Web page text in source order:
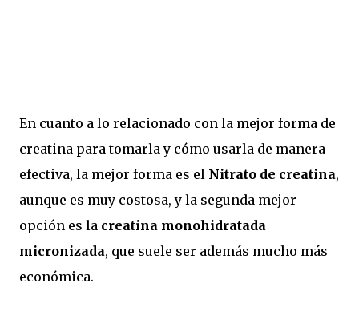
En cuanto a lo relacionado con la mejor forma de
creatina para tomarla y cómo usarla de manera
efectiva, la mejor forma es el Nitrato de creatina,
aunque es muy costosa, y la segunda mejor
opción es la creatina monohidratada
micronizada, que suele ser además mucho más
económica.